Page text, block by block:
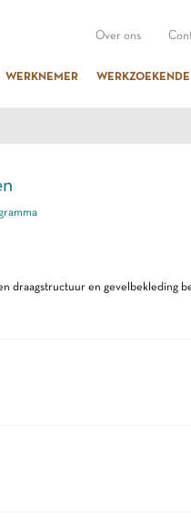
Over ons
WERKNEMER WERKZOEKENDE
draagstructuur en gevelbekleding